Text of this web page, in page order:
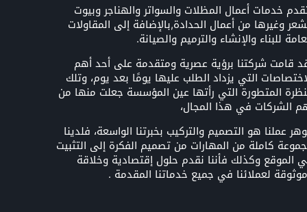
خدمات أعمال المظلات والسواتر والهناجر وبيوت
وغيرها من أعمال الحدادة,بالإضافة إلى المقاولات
للبناء والإنشاء والترميم والصيانة.
قامت شركتنا برؤية عصرية ومتقدمة على أحد أهم
التي يزداد الطلب عليها يومًا بعد يوم، وتلك
المتطورة التي رأتها عين المؤسسة جعلت منها من
الشركات في هذا المجال،
عملنا هو التصميم والتركيب بخبرتنا الواسعة، فلدينا
كاملة من المهارات من تصميم الفكرة إلى التثبيت
الموقع وكذلك فأننا نقدم حلول إقتصادية وخلاقة
لعملائنا في جميع خدماتنا المقدمة .